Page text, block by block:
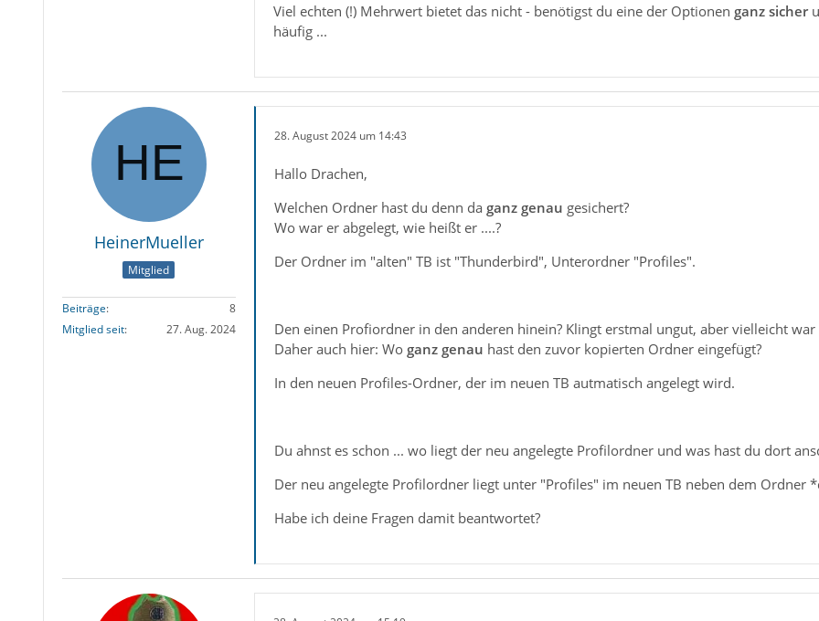
Viel echten (!) Mehrwert bietet das nicht - benötigst du eine der Optionen ganz sicher
häufig ...
HeinerMueller
Mitglied
Beiträge
8
Mitglied seit
27. Aug. 2024
28. August 2024 um 14:43
Hallo Drachen,
Welchen Ordner hast du denn da ganz genau gesichert?
Wo war er abgelegt, wie heißt er ....?
Der Ordner im "alten" TB ist "Thunderbird", Unterordner "Profiles".
Den einen Profiordner in den anderen hinein? Klingt erstmal ungut, aber vielleicht war
Daher auch hier: Wo ganz genau hast den zuvor kopierten Ordner eingefügt?
In den neuen Profiles-Ordner, der im neuen TB autmatisch angelegt wird.
Du ahnst es schon ... wo liegt der neu angelegte Profilordner und was hast du dort
Der neu angelegte Profilordner liegt unter "Profiles" im neuen TB neben dem Ordner
Habe ich deine Fragen damit beantwortet?